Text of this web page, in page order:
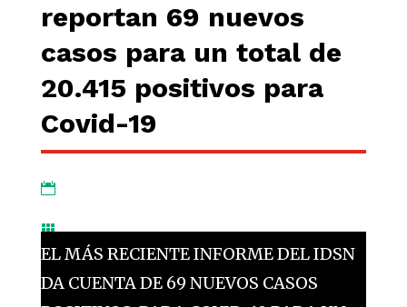
reportan 69 nuevos
casos para un total de
20.415 positivos para
Covid-19


EL MÁS RECIENTE INFORME DEL IDSN
DA CUENTA DE 69 NUEVOS CASOS